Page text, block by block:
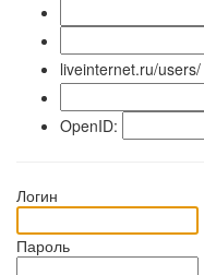
liveinternet.ru/users/
OpenID:
Логин
Пароль